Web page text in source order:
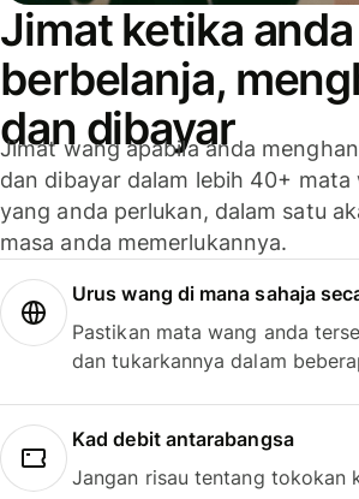
Jimat ketika anda
berbelanja,
dan dibayar
Jimat wang apabila anda
dan dibayar dalam lebih 40+ mata
yang anda perlukan, dalam satu
masa anda memerlukannya.
Urus wang di mana sahaja
Pastikan mata wang anda
dan tukarkannya dalam
Kad debit antarabangsa
Jangan risau tentang tokokan